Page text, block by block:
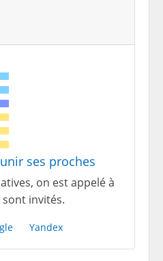
ses proches
on est appelé à
sont invités.
Yandex